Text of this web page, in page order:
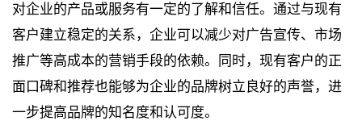
对企业的产品或服务有一定的了解和信任。通过与现有
客户建立稳定的关系，企业可以减少对广告宣传、市场
推广等高成本的营销手段的依赖。同时，现有客户的正
面口碑和推荐也能够为企业的品牌树立良好的声誉，进
一步提高品牌的知名度和认可度。